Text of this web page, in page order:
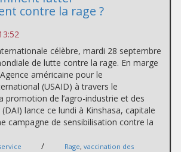
contre la rage ?
célèbre, mardi 28 septembre
de lutte contre la rage. En marge
américaine pour le
(USAID) à travers le
promotion de l’agro-industrie et des
lance ce lundi à Kinshasa, capitale
campagne de sensibilisation contre la
/ Rage, vaccination des